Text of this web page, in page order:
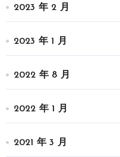
2023 年 2 月
2023 年 1 月
2022 年 8 月
2022 年 1 月
2021 年 3 月